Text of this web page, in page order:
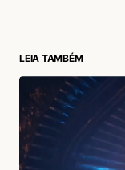
LEIA TAMBÉM